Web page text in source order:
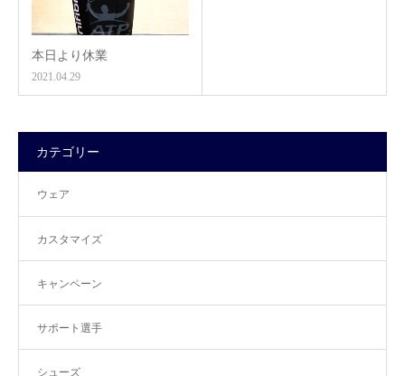
本日より休業
2021.04.29
カテゴリー
ウェア
カスタマイズ
キャンペーン
サポート選手
シューズ